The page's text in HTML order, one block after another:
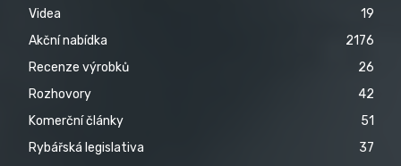
Videa
19
Akční nabídka
2176
Recenze výrobků
26
Rozhovory
42
Komerční články
51
Rybářská legislativa
37